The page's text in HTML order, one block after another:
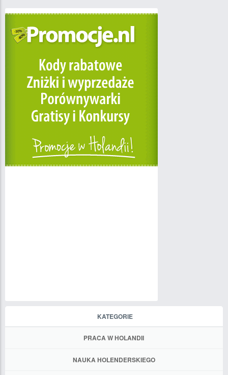
KATEGORIE
PRACA W HOLANDII
NAUKA HOLENDERSKIEGO